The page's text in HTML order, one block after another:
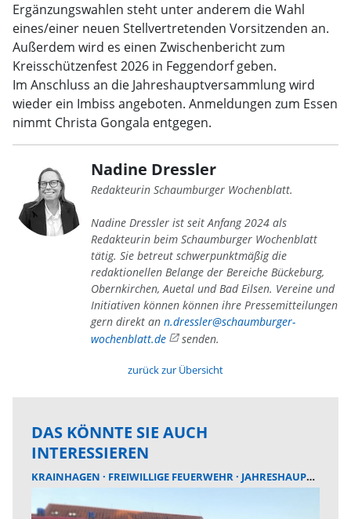
Ergänzungswahlen steht unter anderem die Wahl
eines/einer neuen Stellvertretenden Vorsitzenden an.
Außerdem wird es einen Zwischenbericht zum
Kreisschützenfest 2026 in Feggendorf geben.
Im Anschluss an die Jahreshauptversammlung wird
wieder ein Imbiss angeboten. Anmeldungen zum Essen
nimmt Christa Gongala entgegen.
Nadine Dressler
Redakteurin Schaumburger Wochenblatt.
Nadine Dressler ist seit Anfang 2024 als
Redakteurin beim Schaumburger Wochenblatt
tätig. Sie betreut schwerpunktmäßig die
redaktionellen Belange der Bereiche Bückeburg,
Obernkirchen, Auetal und Bad Eilsen. Vereine und
Initiativen können können ihre Pressemitteilungen
gern direkt an n.dressler@schaumburger-
wochenblatt.de
senden.
zurück zur Übersicht
DAS KÖNNTE SIE AUCH
INTERESSIEREN
KRAINHAGEN FREIWILLIGE FEUERWEHR JAHRESHAUPTVERSAMMLUNG